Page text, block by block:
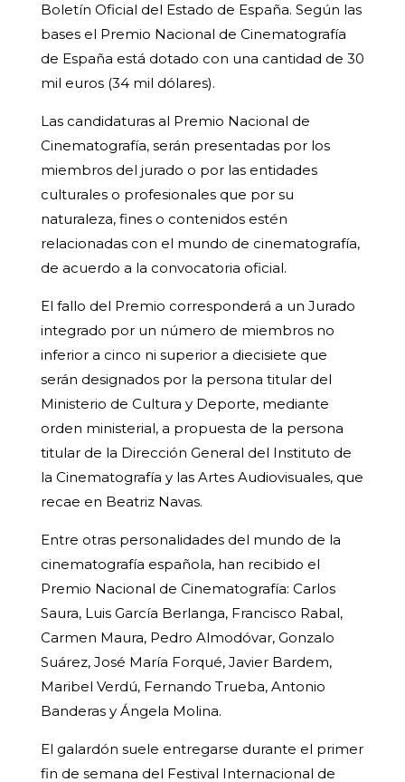
Boletín Oficial del Estado de España. Según las
bases el Premio Nacional de Cinematografía
de España está dotado con una cantidad de 30
mil euros (34 mil dólares).
Las candidaturas al Premio Nacional de
Cinematografía, serán presentadas por los
miembros del jurado o por las entidades
culturales o profesionales que por su
naturaleza, fines o contenidos estén
relacionadas con el mundo de cinematografía,
de acuerdo a la convocatoria oficial.
El fallo del Premio corresponderá a un Jurado
integrado por un número de miembros no
inferior a cinco ni superior a diecisiete que
serán designados por la persona titular del
Ministerio de Cultura y Deporte, mediante
orden ministerial, a propuesta de la persona
titular de la Dirección General del Instituto de
la Cinematografía y las Artes Audiovisuales, que
recae en Beatriz Navas.
Entre otras personalidades del mundo de la
cinematografía española, han recibido el
Premio Nacional de Cinematografía: Carlos
Saura, Luis García Berlanga, Francisco Rabal,
Carmen Maura, Pedro Almodóvar, Gonzalo
Suárez, José María Forqué, Javier Bardem,
Maribel Verdú, Fernando Trueba, Antonio
Banderas y Ángela Molina.
El galardón suele entregarse durante el primer
fin de semana del Festival Internacional de